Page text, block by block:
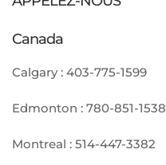
Canada
Calgary : 403-775-1599
Edmonton : 780-851-1538
Montreal : 514-447-3382